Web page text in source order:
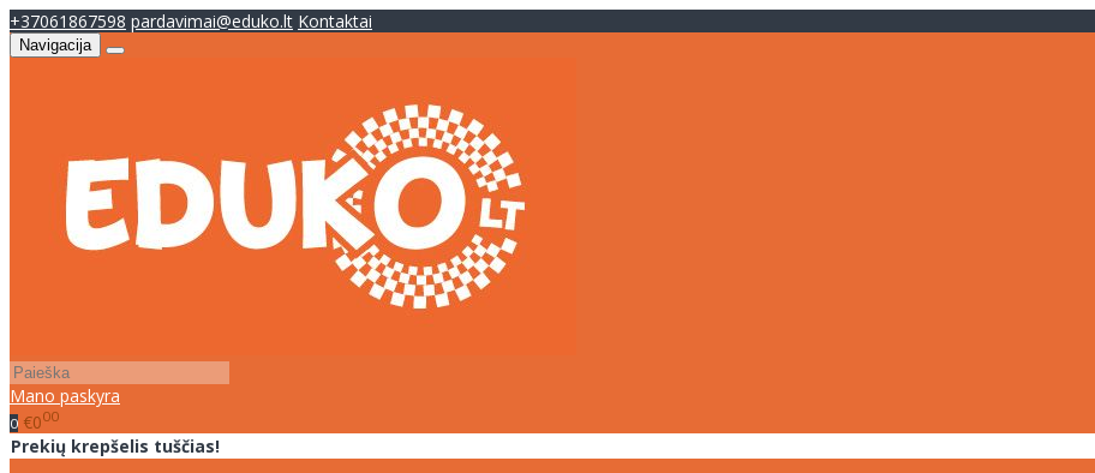
+37061867598 pardavimai@eduko.lt Kontaktai
Navigacija
Mano paskyra
0 €000
Prekių krepšelis tuščias!